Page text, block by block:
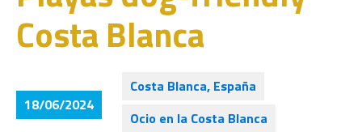
Costa Blanca
18/06/2024
Costa Blanca, España
Ocio en la Costa Blanca